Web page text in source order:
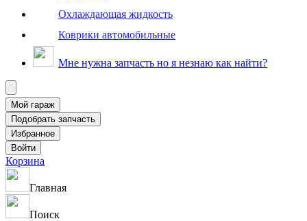
Охлаждающая жидкость
Коврики автомобильные
Мне нужна запчасть но я незнаю как найти?
Корзина
Главная
Поиск